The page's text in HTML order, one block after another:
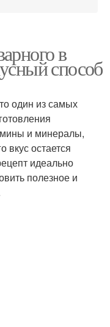
в
способ
один из самых
и минералы,
вкус остается
идеально
полезное и